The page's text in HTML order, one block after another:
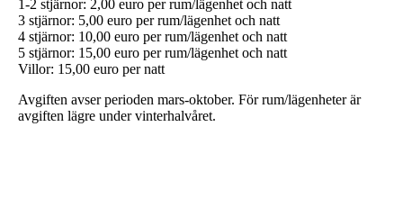
1-2 stjärnor: 2,00 euro per rum/lägenhet och natt
3 stjärnor: 5,00 euro per rum/lägenhet och natt
4 stjärnor: 10,00 euro per rum/lägenhet och natt
5 stjärnor: 15,00 euro per rum/lägenhet och natt
Villor: 15,00 euro per natt
Avgiften avser perioden mars-oktober. För rum/lägenheter är
avgiften lägre under vinterhalvåret.